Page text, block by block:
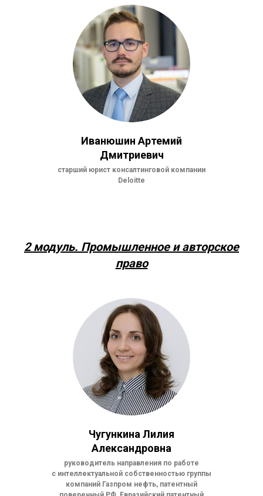
Иванюшин Артемий
Дмитриевич
старший юрист консалтинговой компании
Deloitte
2 модуль. Промышленное и авторское
право
Чугункина Лилия
Александровна
руководитель направления по работе
с интеллектуальной собственностью группы
компаний Газпром нефть, патентный